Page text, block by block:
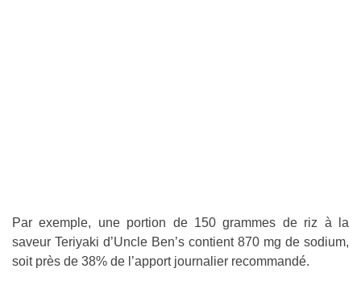
Par exemple, une portion de 150 grammes de riz à la
saveur Teriyaki d’Uncle Ben’s contient 870 mg de sodium,
soit près de 38% de l’apport journalier recommandé.